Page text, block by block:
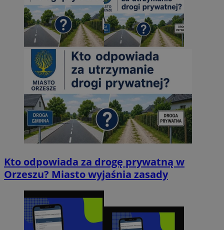
Kto odpowiada za drogę prywatną w
Orzeszu? Miasto wyjaśnia zasady